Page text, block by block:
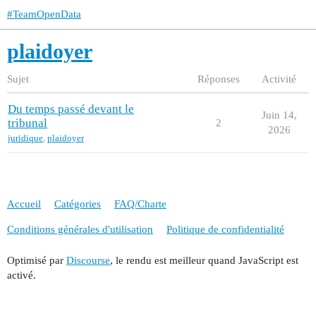
#TeamOpenData
plaidoyer
Sujet Réponses Activité
Du temps passé devant le
tribunal
juridique, plaidoyer
2
Juin 14,
2026
Accueil Catégories FAQ/Charte
Conditions générales d'utilisation Politique de confidentialité
Optimisé par Discourse, le rendu est meilleur quand JavaScript est
activé.